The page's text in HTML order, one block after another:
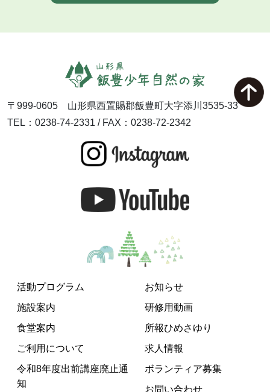
〒999-0605 山形県西置賜郡飯豊町大字添川3535-33
TEL：0238-74-2331 / FAX：0238-72-2342
活動プログラム
施設案内
食堂案内
ご利用について
令和8年度出前講座廃止通
知
お知らせ
研修用動画
所報ひめさゆり
求人情報
ボランティア募集
お問い合わせ